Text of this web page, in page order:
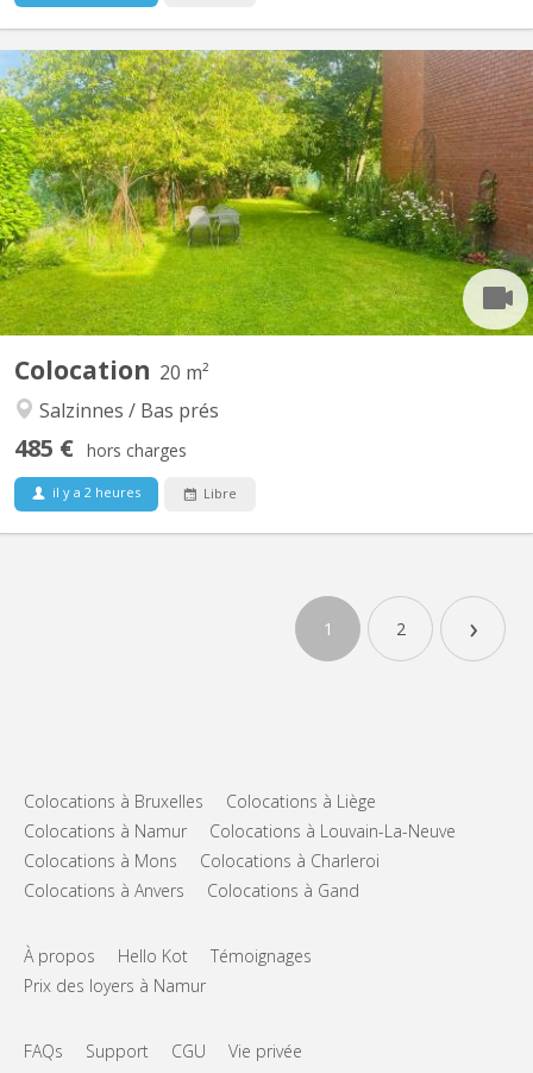
Colocation 20 m²
Salzinnes / Bas prés
485 € hors charges
il y a 2 heures Libre
KN 4177
Cette maison à partagée fraîchement rénovée en juillet 2024
pour étudiants ou jeunes travailleurs lumineux et calme, donne
sur un spacieux jardin agrémenté de 3 grands cerisiers. Situé non
loin de l'hôpital Saint-Elisabeth, de différentes écoles supérieures
et du centre de Namur et toutes...
1 2 ›
Colocations à Bruxelles
Colocations à Liège
Colocations à Namur
Colocations à Louvain-La-Neuve
Colocations à Mons
Colocations à Charleroi
Colocations à Anvers
Colocations à Gand
À propos Hello Kot
Témoignages
Prix des loyers à Namur
FAQs Support CGU Vie privée